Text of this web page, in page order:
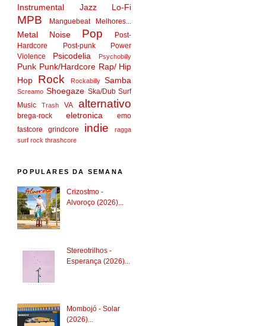
Instrumental Jazz Lo-Fi
MPB Manguebeat Melhores...
Metal Noise Pop
Post-
Hardcore
Post-punk
Power
Violence
Psicodelia Psychobilly
Punk Punk/Hardcore Rap/ Hip
Hop
Rock Rockabilly Samba
Screamo Shoegaze Ska/Dub Surf
Music
Trash VA alternativo
brega-rock eletronica
emo
fastcore
grindcore indie
ragga
surf rock thrashcore
POPULARES DA SEMANA
Crizostmo -
Alvoroço (2026)...
Stereotrilhos -
Esperança (2026)...
Mombojó - Solar
(2026)...